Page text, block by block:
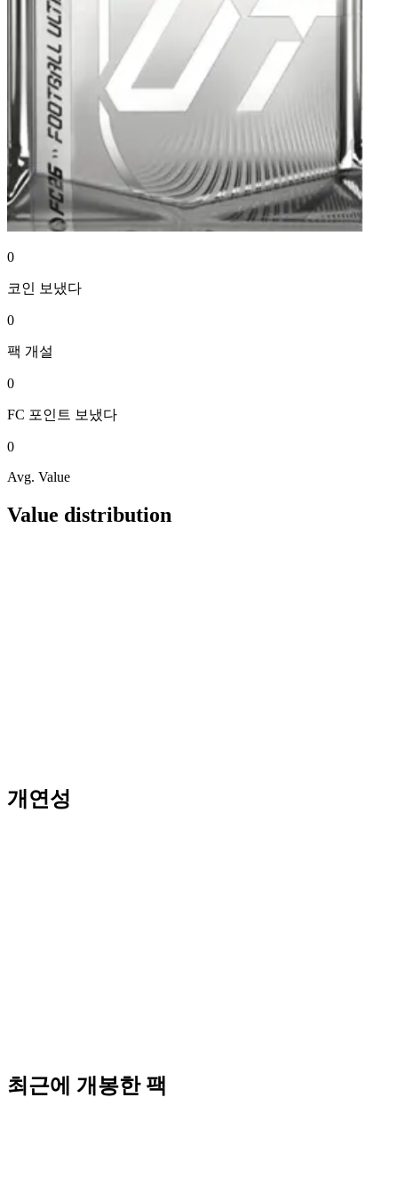
0
코인 보냈다
0
팩 개설
0
FC 포인트 보냈다
0
Avg. Value
Value distribution
개연성
최근에 개봉한 팩